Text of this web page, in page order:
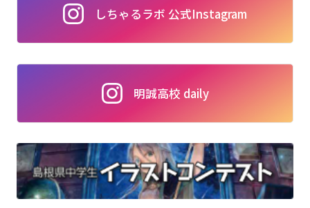
しちゃるラボ 公式Instagram
明誠高校 daily